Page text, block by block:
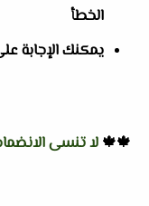
الخطأ
يمكنك الإجابة
🍁🍁 لا تنسى